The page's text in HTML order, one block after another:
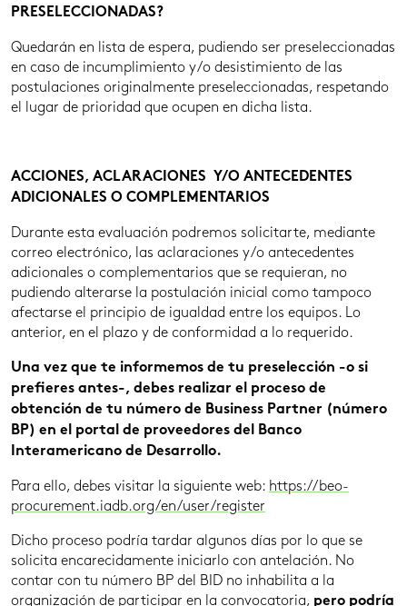
PRESELECCIONADAS?
Quedarán en lista de espera, pudiendo ser preseleccionadas
en caso de incumplimiento y/o desistimiento de las
postulaciones originalmente preseleccionadas, respetando
el lugar de prioridad que ocupen en dicha lista.
ACCIONES, ACLARACIONES Y/O ANTECEDENTES
ADICIONALES O COMPLEMENTARIOS
Durante esta evaluación podremos solicitarte, mediante
correo electrónico, las aclaraciones y/o antecedentes
adicionales o complementarios que se requieran, no
pudiendo alterarse la postulación inicial como tampoco
afectarse el principio de igualdad entre los equipos. Lo
anterior, en el plazo y de conformidad a lo requerido.
Una vez que te informemos de tu preselección -o si
prefieres antes-, debes realizar el proceso de
obtención de tu número de Business Partner (número
BP) en el portal de proveedores del Banco
Interamericano de Desarrollo.
Para ello, debes visitar la siguiente web: https://beo-
procurement.iadb.org/en/user/register
Dicho proceso podría tardar algunos días por lo que se
solicita encarecidamente iniciarlo con antelación. No
contar con tu número BP del BID no inhabilita a la
organización de participar en la convocatoria, pero podría